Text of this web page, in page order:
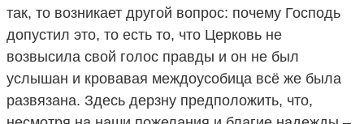
так, то возникает другой вопрос: почему Господь
допустил это, то есть то, что Церковь не
возвысила свой голос правды и он не был
услышан и кровавая междоусобица всё же была
развязана. Здесь дерзну предположить, что,